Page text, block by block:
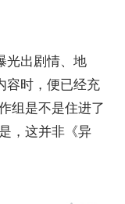
光出剧情、地
容时，便已经充
组是不是住进了
，这并非《异